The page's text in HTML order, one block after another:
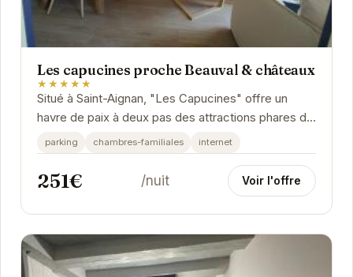
Les capucines proche Beauval & châteaux
★★★★★
Situé à Saint-Aignan, "Les Capucines" offre un
havre de paix à deux pas des attractions phares de
la région. Idéal pour les familles et les...
parking chambres-familiales internet
251€ /nuit Voir l'offre